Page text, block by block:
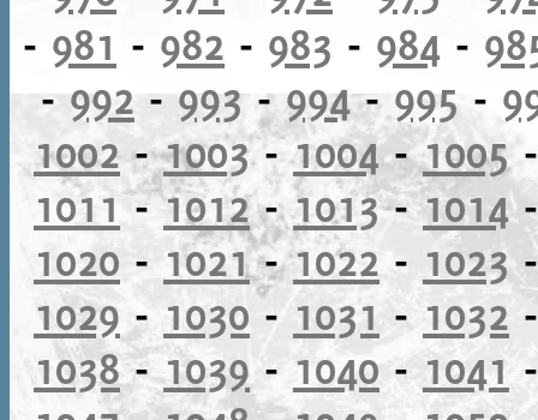
- 981 - 982 - 983 - 984 -
-992-993-994- 995 -
1002-1003-1004-1005
1011-1012-1013-1014
1020 - 1021-1022 - 1023
1029 -1030- 1031 -1032
1038-1039 - 1040- 1041